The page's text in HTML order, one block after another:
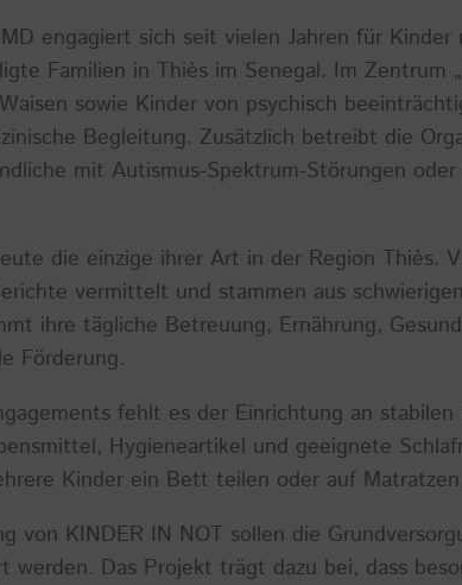
engagiert sich seit vielen Jahren für
Familien in Thiès im Senegal. Im Zentrum
sowie Kinder von psychisch
Begleitung. Zusätzlich betreibt die
mit Autismus-Spektrum-Störungen
die einzige ihrer Art in der Region Thiès.
vermittelt und stammen aus
ihre tägliche Betreuung, Ernährung,
Förderung.
fehlt es der Einrichtung an
Hygieneartikel und geeignete
Kinder ein Bett teilen oder auf
von KINDER IN NOT sollen die
werden. Das Projekt trägt dazu bei, dass